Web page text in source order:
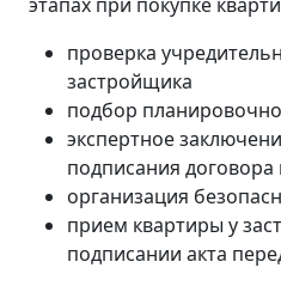
проверка
застройщика
подбор
экспертное
подписания договора
организация
прием квартиры у
подписании акта